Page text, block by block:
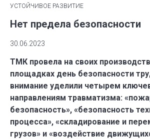
УСТОЙЧИВОЕ РАЗВИТИЕ
Нет предела безопасности
30.06.2023
ТМК провела на своих
площадках день безопасности
внимание уделили четырем
направлениям травматизма:
безопасность», «безопасность
процесса», «складирование и
грузов» и «воздействие